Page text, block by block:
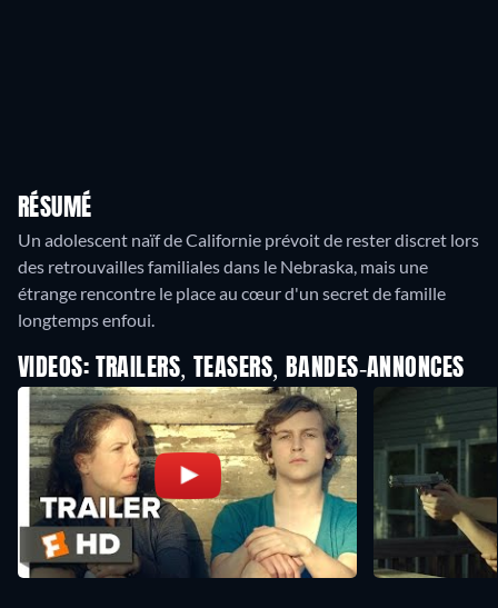
RÉSUMÉ
Un adolescent naïf de Californie prévoit de rester discret lors
des retrouvailles familiales dans le Nebraska, mais une
étrange rencontre le place au cœur d'un secret de famille
VIDEOS: TRAILERS, TEASERS, BANDES-ANNONCES